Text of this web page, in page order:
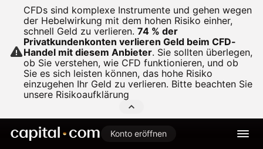
CFDs sind komplexe Instrumente und gehen wegen
der Hebelwirkung mit dem hohen Risiko einher,
schnell Geld zu verlieren. 74 % der
Privatkundenkonten verlieren Geld beim CFD-
Handel mit diesem Anbieter. Sie sollten überlegen,
ob Sie verstehen, wie CFD funktionieren, und ob
Sie es sich leisten können, das hohe Risiko
einzugehen Ihr Geld zu verlieren. Bitte beachten Sie
unsere Risikoaufklärung
Konto eröffnen